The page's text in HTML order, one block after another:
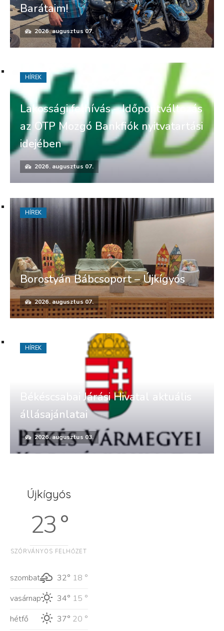
Barátaim!
2026. augusztus 07.
Lakossági felhívás – Időpontváltozás
az OTP Mozgó Bankfiók nyitvatartási
idejében
2026. augusztus 07.
HÍREK
Borostyán Bábcsoport – Újkígyós
2026. augusztus 07.
HÍREK
Békéscsabai Járási Hivatal aktuális
állásajánlatai
2026. augusztus 03.
HÍREK
Újkígyós
23 °
SZÓRVÁNYOS FELHŐZET
szombat 32° 18 °
vasárnap
34° 15 °
hétfő
37° 20 °